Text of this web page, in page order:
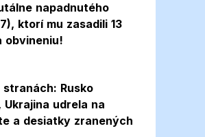
napadnutého
ktorí mu zasadili 13
obvineniu!
Rusko
udrela na
a desiatky zranených